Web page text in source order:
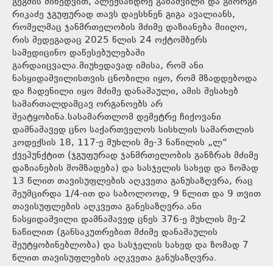
რიკაძე ჯგუფურად თავს დაესხნენ გიგა ავალიანს,
რომელმაც ჯანმრთელობის მძიმე დაზიანება მიიღო,
რის შედეგადაც 2025 წლის 24 ოქტომბერს
სამედიცინო დაწესებულებაში
გარდაიცვალა.მიუხედავად იმისა, რომ ანი
ნასყიდაშვილისთვის ცნობილი იყო, რომ მზადდებოდა
და ჩადენილი იყო მძიმე დანაშაული, ამის შესახებ
სამართალდამცავ ორგანოებს არ
შეატყობინა.სასამართლომ დემეტრე ჩიქოვანი
დამნაშავედ ცნო საქართველოს სისხლის სამართლის
კოდექსის 18, 117-ე მუხლის მე-3 ნაწილის „ლ“
ქვეპუნქტით (ჯგუფურად ჯანმრთელობის განზრახ მძიმე
დაზიანების მომზადება) და სასჯელის სახედ და ზომად
13 წლით თავისუფლების აღკვეთა განუსაზღვრა, რაც
შეუმცირდა 1/4-ით და საბოლოოდ, 9 წლით და 9 თვით
თავისუფლების აღკვეთა განესაზღვრა.ანი
ნასყიდაშვილი დამნაშავედ ცნეს 376-ე მუხლის მე-2
ნაწილით (განსაკუთრებით მძიმე დანაშაულის
შეუტყობინებლობა) და სასჯელის სახედ და ზომად 7
წლით თავისუფლების აღკვეთა განუსაზღვრა.